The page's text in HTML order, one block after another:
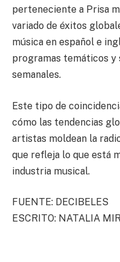
perteneciente a Prisa
variado de éxitos
música en español e
programas temáticos y
semanales.
Este tipo de
cómo las tendencias
artistas moldean la
que refleja lo que está
industria musical.
FUENTE: DECIBELES
ESCRITO: NATALIA